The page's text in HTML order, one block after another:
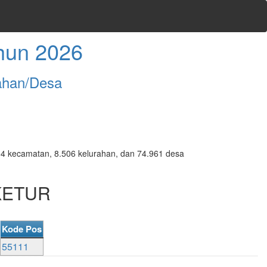
2026
Desa
kecamatan, 8.506 kelurahan, dan 74.961 desa
Kode Pos
55111